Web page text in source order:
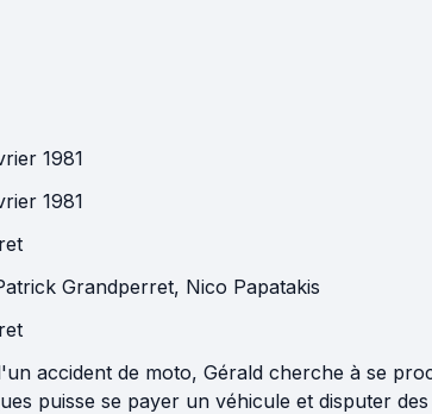
1981
1981
Grandperret, Nico Papatakis
accident de moto, Gérald cherche à se
puisse se payer un véhicule et disputer